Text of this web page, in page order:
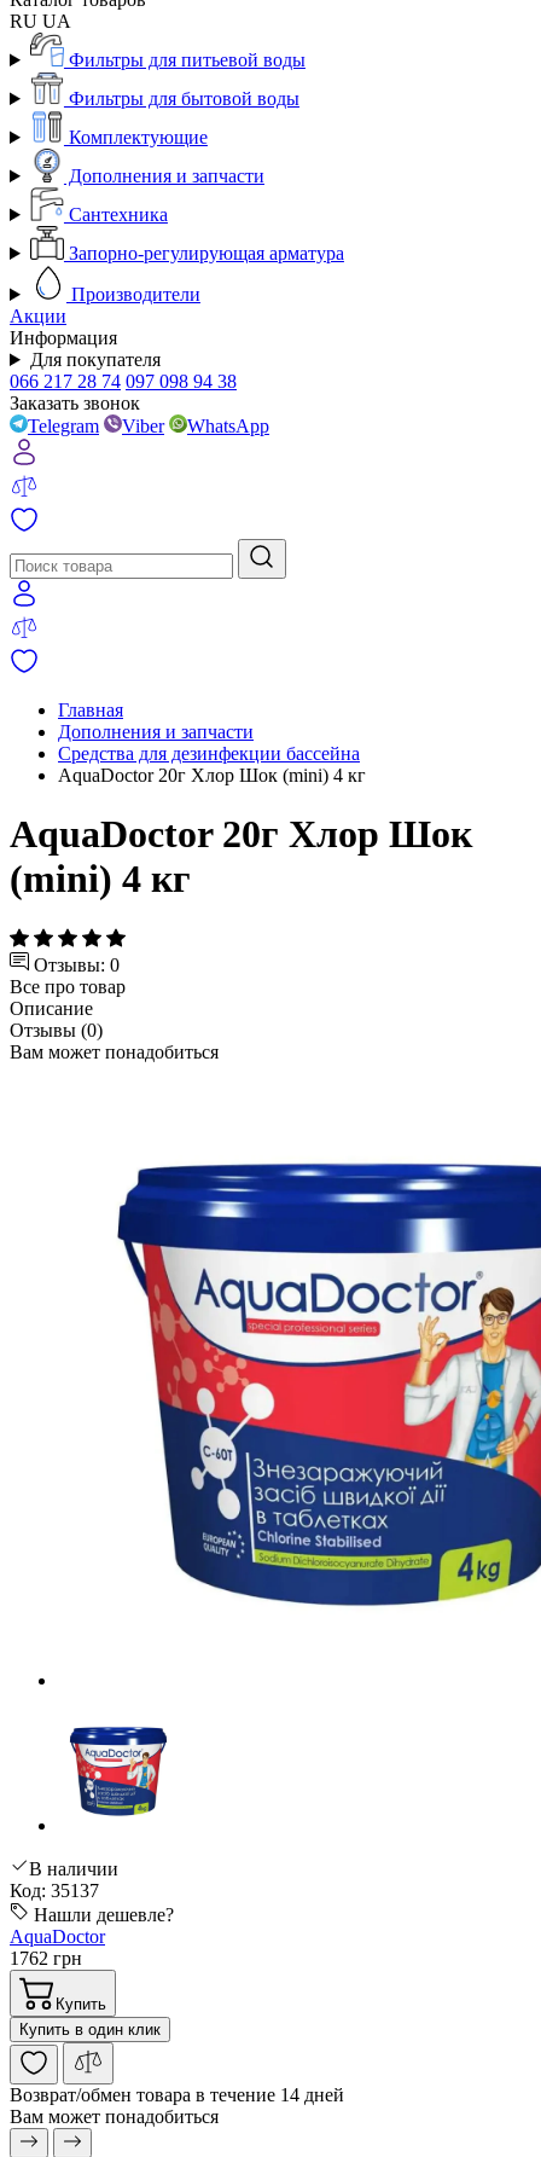
RU UA
Фильтры для питьевой воды
Фильтры для бытовой воды
Комплектующие
Дополнения и запчасти
Сантехника
Запорно-регулирующая арматура
Производители
Акции
Информация
Для покупателя
066 217 28 74 097 098 94 38
Заказать звонок
Telegram
Viber WhatsApp
Главная
Дополнения и запчасти
Средства для дезинфекции бассейна
AquaDoctor 20г Хлор Шок (mini) 4 кг
AquaDoctor 20г Хлор Шок
(mini) 4 кг
Отзывы: 0
Все про товар
Описание
Отзывы (0)
Вам может понадобиться
В наличии
Код: 35137
Нашли дешевле?
AquaDoctor
1762 грн
Купить
Купить в один клик
Возврат/обмен товара в течение 14 дней
Вам может понадобиться